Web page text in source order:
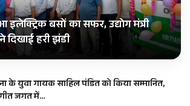
बसों का सफर, उद्योग मंत्री
दिखाई हरी झंडी
के युवा गायक साहिल पंडित को किया सम्मानित,
जगत में…